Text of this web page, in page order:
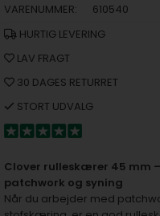
VARENUMMER:
610540
HURTIG LEVERING
LAV FRAGT
30 DAGES RETURRET
STORT UDVALG
Clover rulleskærer 45 mm
patchwork og syning
Når du arbejder med